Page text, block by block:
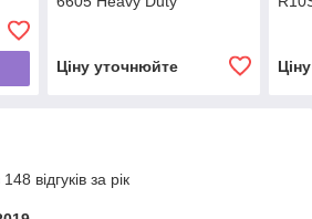
Ціну уточнюйте
відгуків за рік